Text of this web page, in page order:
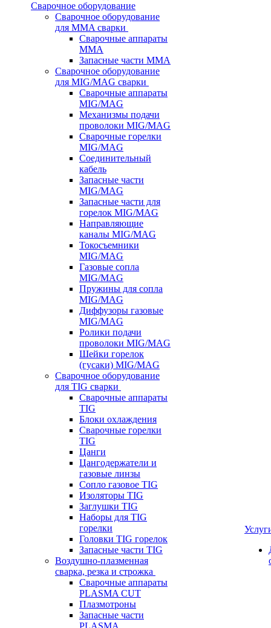
Сварочное оборудование
Сварочное оборудование
для MMA сварки
Сварочные аппараты
MMA
Запасные части MMA
Сварочное оборудование
для MIG/MAG сварки
Сварочные аппараты
MIG/MAG
Механизмы подачи
проволоки MIG/MAG
Сварочные горелки
MIG/MAG
Соединительный
кабель
Запасные части
MIG/MAG
Запасные части для
горелок MIG/MAG
Направляющие
каналы MIG/MAG
Токосъемники
MIG/MAG
Газовые сопла
MIG/MAG
Пружины для сопла
MIG/MAG
Диффузоры газовые
MIG/MAG
Ролики подачи
проволоки MIG/MAG
Шейки горелок
(гусаки) MIG/MAG
Сварочное оборудование
для TIG сварки
Сварочные аппараты
TIG
Блоки охлаждения
Сварочные горелки
TIG
Цанги
Цангодержатели и
газовые линзы
Сопло газовое TIG
Изоляторы TIG
Заглушки TIG
Наборы для TIG
горелки
Головки TIG горелок
Запасные части TIG
Воздушно-плазменная
сварка, резка и строжка
Сварочные аппараты
PLASMA CUT
Плазмотроны
Запасные части
PLASMA